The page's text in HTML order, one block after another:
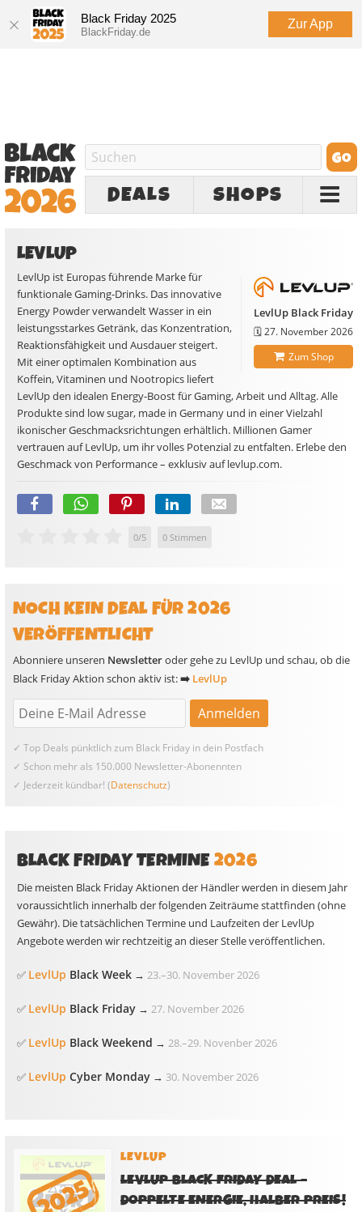
Black Friday 2025
BlackFriday.de
Zur App
DEALS SHOPS
LEVLUP
LevlUp Black Friday
🗓️27. November 2026
Zum Shop
LevlUp ist Europas führende Marke für
funktionale Gaming-Drinks. Das innovative
Energy Powder verwandelt Wasser in ein
leistungsstarkes Getränk, das Konzentration,
Reaktionsfähigkeit und Ausdauer steigert.
Mit einer optimalen Kombination aus
Koffein, Vitaminen und Nootropics liefert
LevlUp den idealen Energy-Boost für Gaming, Arbeit und Alltag. Alle
Produkte sind low sugar, made in Germany und in einer Vielzahl
ikonischer Geschmacksrichtungen erhältlich. Millionen Gamer
vertrauen auf LevlUp, um ihr volles Potenzial zu entfalten. Erlebe den
Geschmack von Performance – exklusiv auf levlup.com.
0/5 0 Stimmen
NOCH KEIN DEAL FÜR 2026
VERÖFFENTLICHT
Abonniere unseren Newsletteroder gehe zu LevlUp und schau, ob die
Black Friday Aktion schon aktiv ist:➡️ LevlUp
✓ Top Deals pünktlich zum Black Friday in dein Postfach
✓ Schon mehr als 150.000 Newsletter-Abonennten
✓ Jederzeit kündbar! (Datenschutz)
BLACK FRIDAY TERMINE2026
Die meisten Black Friday Aktionen der Händler werden in diesem Jahr
voraussichtlich innerhalb der folgenden Zeiträume stattfinden (ohne
Gewähr). Die tatsächlichen Termine und Laufzeiten der LevlUp
Angebote werden wir rechtzeitig an dieser Stelle veröffentlichen.
✅ LevlUp Black Week → 23.–30. November 2026
✅ LevlUp Black Friday → 27. November 2026
✅ LevlUp Black Weekend → 28.–29. Novenber 2026
✅ LevlUp Cyber Monday → 30. November 2026
LEVLUP
LEVLUP BLACK FRIDAY DEAL –
DOPPELTE ENERGIE, HALBER PREIS!